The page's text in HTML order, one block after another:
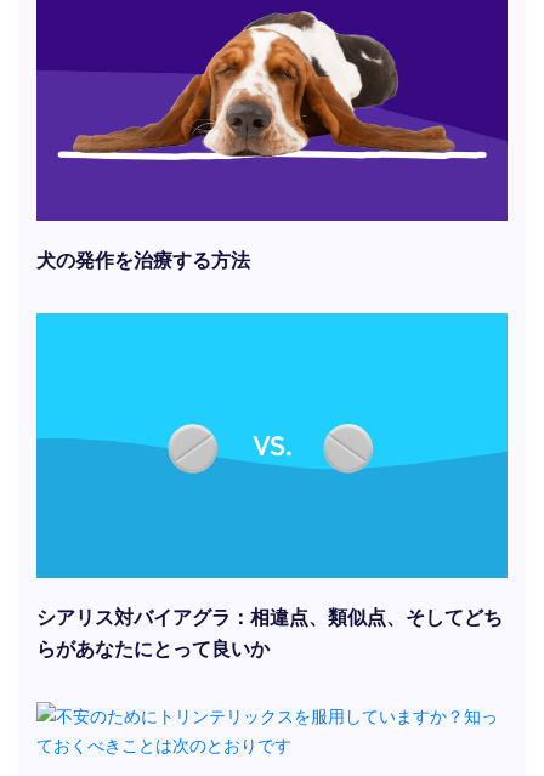
犬の発作を治療する方法
シアリス対バイアグラ：相違点、類似点、そしてどち
らがあなたにとって良いか